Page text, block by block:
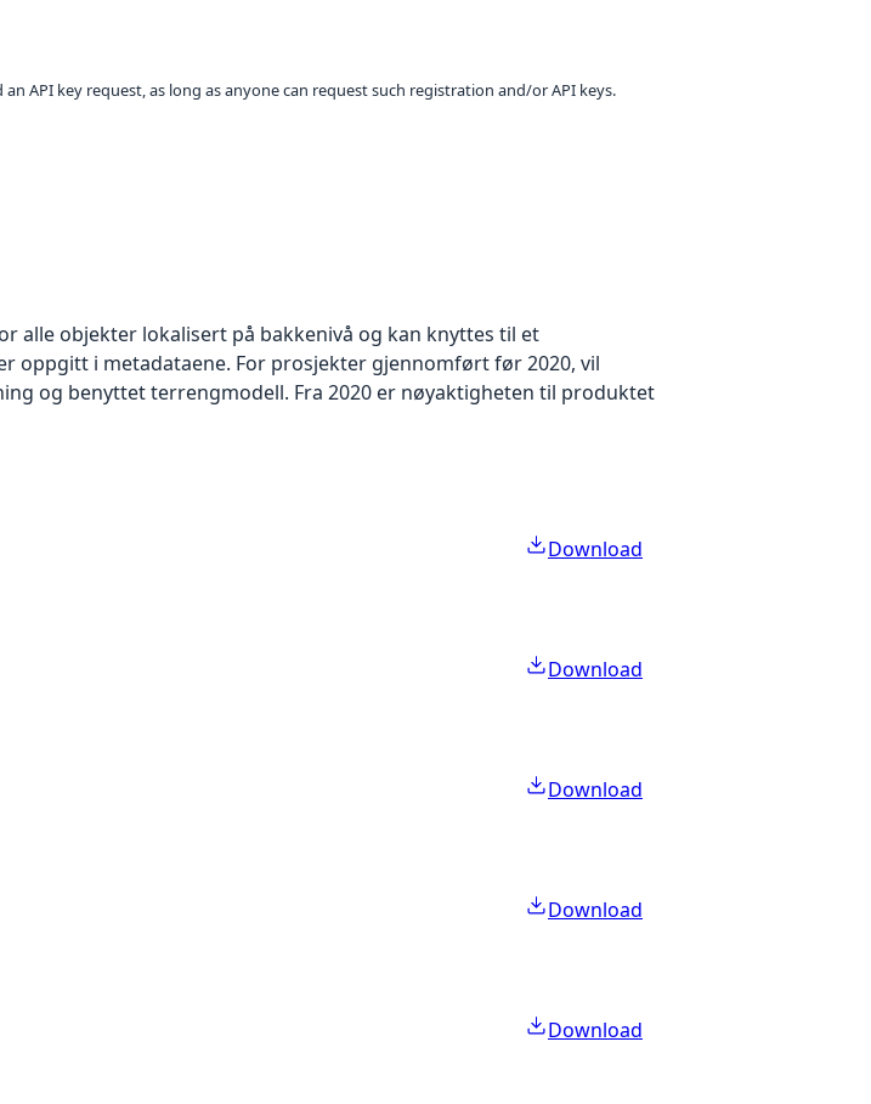
API key request, as long as anyone can request such registration and/or API keys.
alle objekter lokalisert på bakkenivå og kan knyttes til et
oppgitt i metadataene. For prosjekter gjennomført før 2020, vil
og benyttet terrengmodell. Fra 2020 er nøyaktigheten til produktet
Download
Download
Download
Download
Download